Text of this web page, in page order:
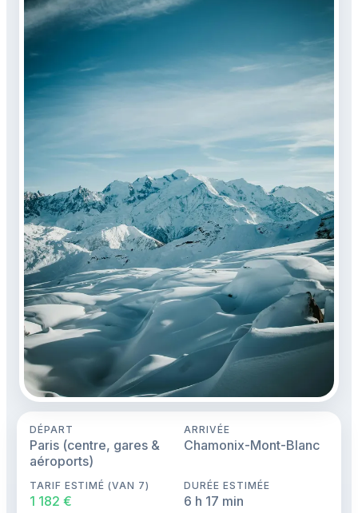
DÉPART
Paris (centre, gares &
aéroports)
ARRIVÉE
Chamonix-Mont-Blanc
TARIF ESTIMÉ (VAN 7)
1 182 €
DURÉE ESTIMÉE
6 h 17 min